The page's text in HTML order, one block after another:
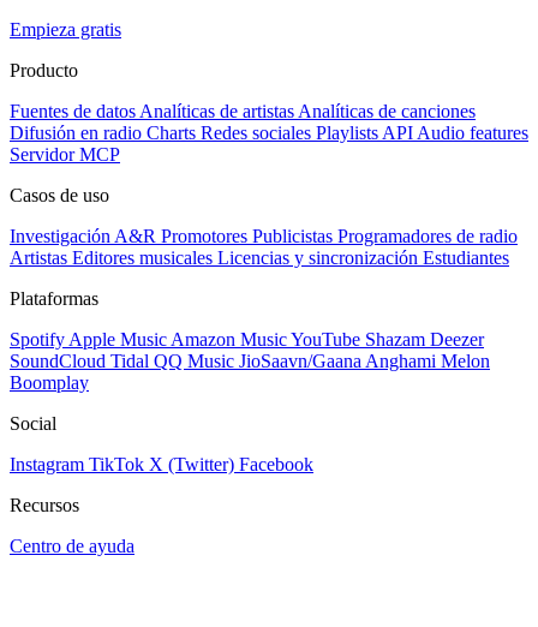
Empieza gratis
Producto
Fuentes de datos Analíticas de artistas Analíticas de canciones
Difusión en radio Charts Redes sociales Playlists API Audio features
Servidor MCP
Casos de uso
Investigación A&R Promotores Publicistas Programadores de radio
Artistas Editores musicales Licencias y sincronización Estudiantes
Plataformas
Spotify Apple Music Amazon MusicYouTube Shazam Deezer
SoundCloud Tidal QQ Music JioSaavn/Gaana Anghami Melon
Boomplay
Social
Instagram TikTok X (Twitter) Facebook
Recursos
Centro de ayuda